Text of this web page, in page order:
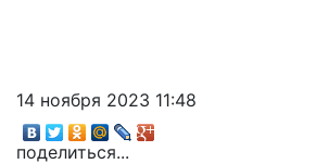
14 ноября 2023 11:48
поделиться...